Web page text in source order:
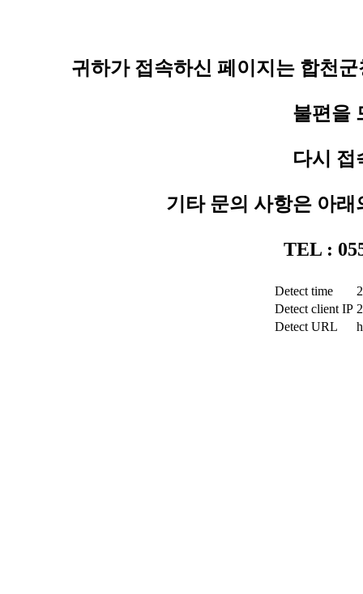
귀하가 접속하신 페이지는 합천
불편을
다시 접
기타 문의 사항은 아
TEL :
Detect time
Detect client IP
Detect URL